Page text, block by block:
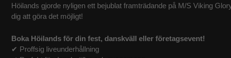
Höilands gjorde nyligen ett bejublat framträdande på M/S Viking
dig att göra det möjligt!
Boka Höilands för din fest, danskväll eller företagsevent!
✔ Proffsig liveunderhållning